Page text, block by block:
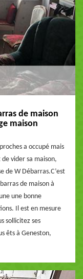
de maison
maison
a occupé mais
vider sa maison,
de W Débarras.C’est
de maison à
une bonne
Il est en mesure
sollicitez ses
êts à Geneston,